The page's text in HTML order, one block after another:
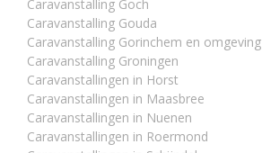
Caravanstalling Goch
Caravanstalling Gouda
Caravanstalling Gorinchem en omgeving
Caravanstalling Groningen
Caravanstallingen in Horst
Caravanstallingen in Maasbree
Caravanstallingen in Nuenen
Caravanstallingen in Roermond